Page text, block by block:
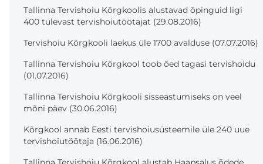
Tallinna Tervishoiu Kõrgkoolis alustavad õpinguid ligi
400 tulevast tervishoiutöötajat (29.08.2016)
Tervishoiu Kõrgkooli laekus üle 1700 avalduse (07.07.2016)
Tallinna Tervishoiu Kõrgkool toob õed tagasi tervishoidu
(01.07.2016)
Tallinna Tervishoiu Kõrgkooli sisseastumiseks on veel
mõni päev (30.06.2016)
Kõrgkool annab Eesti tervishoiusüsteemile üle 240 uue
tervishoiutöötaja (16.06.2016)